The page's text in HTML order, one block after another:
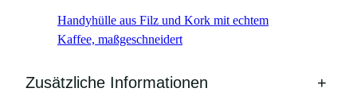
Handyhülle aus Filz und Kork mit echtem
Kaffee, maßgeschneidert
Zusätzliche Informationen +